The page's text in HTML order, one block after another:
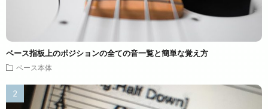
ベース指板上のポジションの全ての音一覧と簡単な覚え方
ベース本体